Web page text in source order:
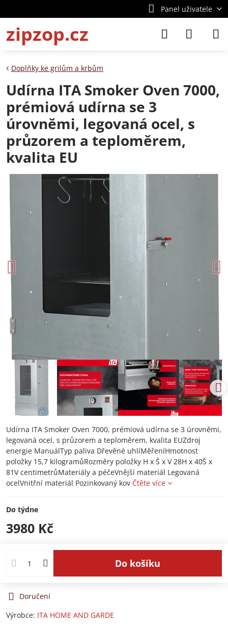
Panel uživatele
zipzop.cz
Doplňky ke grilům a krbům
Udírna ITA Smoker Oven 7000,
prémiová udírna se 3
úrovněmi, legovaná ocel, s
průzorem a teploměrem,
kvalita EU
Udírna ITA Smoker Oven 7000, prémiová udírna se 3 úrovněmi,
legovaná ocel, s průzorem a teploměrem, kvalita EUZdroj
energie ManuálTyp paliva Dřevěné uhlíMěřeníHmotnost
položky 15,7 kilogramůRozměry položky H x Š x V 28H x 40Š x
81V centimetrůMateriály a péčeVnější materiál Legovaná
ocelVnitřní materiál Pozinkovaný kov Čtěte více
Do týdne
3980 Kč
Do košíku
Doručení
Výrobce: ITA HOME AND GARDE